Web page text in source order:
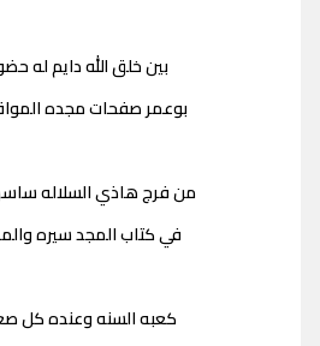
بين خلق الله دايم له
بوعمر صفحات مجده
من فرج هاذي السلاله
في كتاب المجد سيره
كعبه السنه وعنده كل